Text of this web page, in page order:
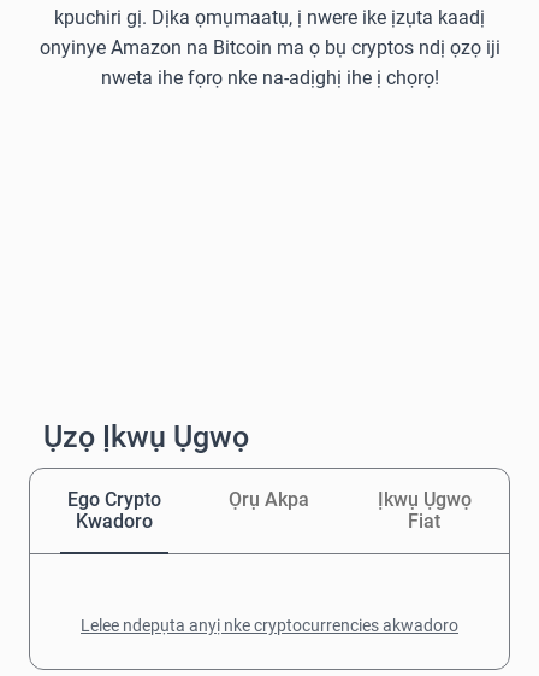
kpuchiri gị. Dịka ọmụmaatụ, ị nwere ike ịzụta kaadị
onyinye Amazon na Bitcoin ma ọ bụ cryptos ndị ọzọ iji
nweta ihe fọrọ nke na-adịghị ihe ị chọrọ!
Ụzọ Ịkwụ Ụgwọ
Ego Crypto
Kwadoro
Ọrụ Akpa
Ịkwụ Ụgwọ
Fiat
Lelee ndepụta anyị nke cryptocurrencies akwadoro